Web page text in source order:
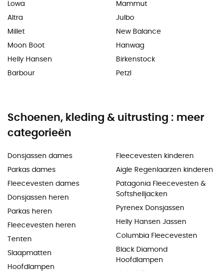
Lowa
Altra
Millet
Moon Boot
Helly Hansen
Barbour
Mammut
Julbo
New Balance
Hanwag
Birkenstock
Petzl
Schoenen, kleding & uitrusting : meer
categorieën
Donsjassen dames
Parkas dames
Fleecevesten dames
Donsjassen heren
Parkas heren
Fleecevesten heren
Tenten
Slaapmatten
Hoofdlampen
Fleecevesten kinderen
Aigle Regenlaarzen kinderen
Patagonia Fleecevesten &
Softshelljacken
Pyrenex Donsjassen
Helly Hansen Jassen
Columbia Fleecevesten
Black Diamond
Hoofdlampen